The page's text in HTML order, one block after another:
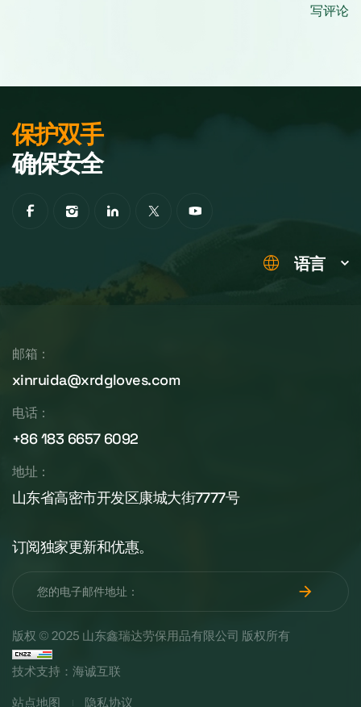
写评论
保护双手
确保安全
语言
邮箱：
xinruida@xrdgloves.com
电话：
+86 183 6657 6092
地址：
山东省高密市开发区康城大街7777号
订阅独家更新和优惠。
版权 © 2025 山东鑫瑞达劳保用品有限公司 版权所有
技术支持：海诚互联
站点地图 隐私协议